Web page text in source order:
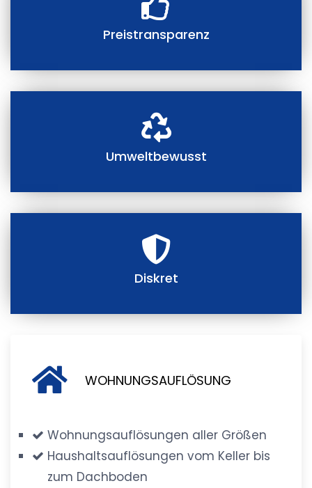
Preistransparenz
Umweltbewusst
Diskret
WOHNUNGSAUFLÖSUNG
Wohnungsauflösungen aller Größen
Haushaltsauflösungen vom Keller bis
zum Dachboden